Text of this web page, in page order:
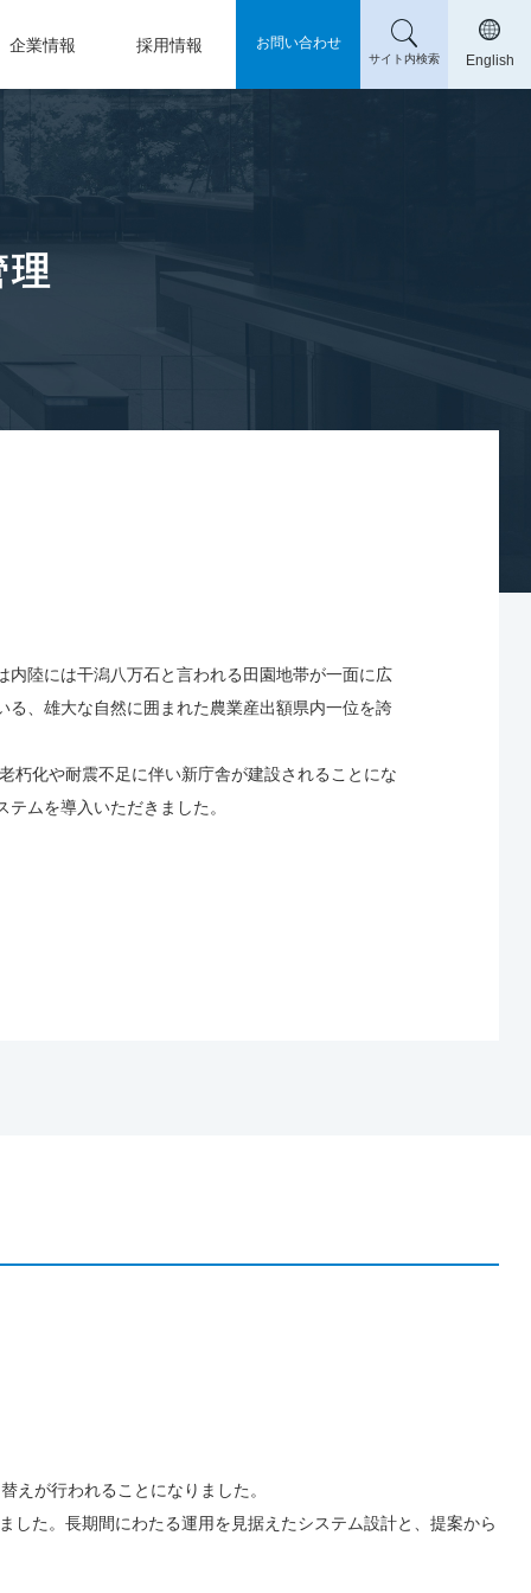
企業情報 採用情報 お問い合わせ
サイト内検索 English
内陸には干潟八万石と言われる田園地帯が一面に広
る、雄大な自然に囲まれた農業産出額県内一位を誇
朽化や耐震不足に伴い新庁舎が建設されることにな
ムを導入いただきました。
えが行われることになりました。
た。長期間にわたる運用を見据えたシステム設計と、提案から